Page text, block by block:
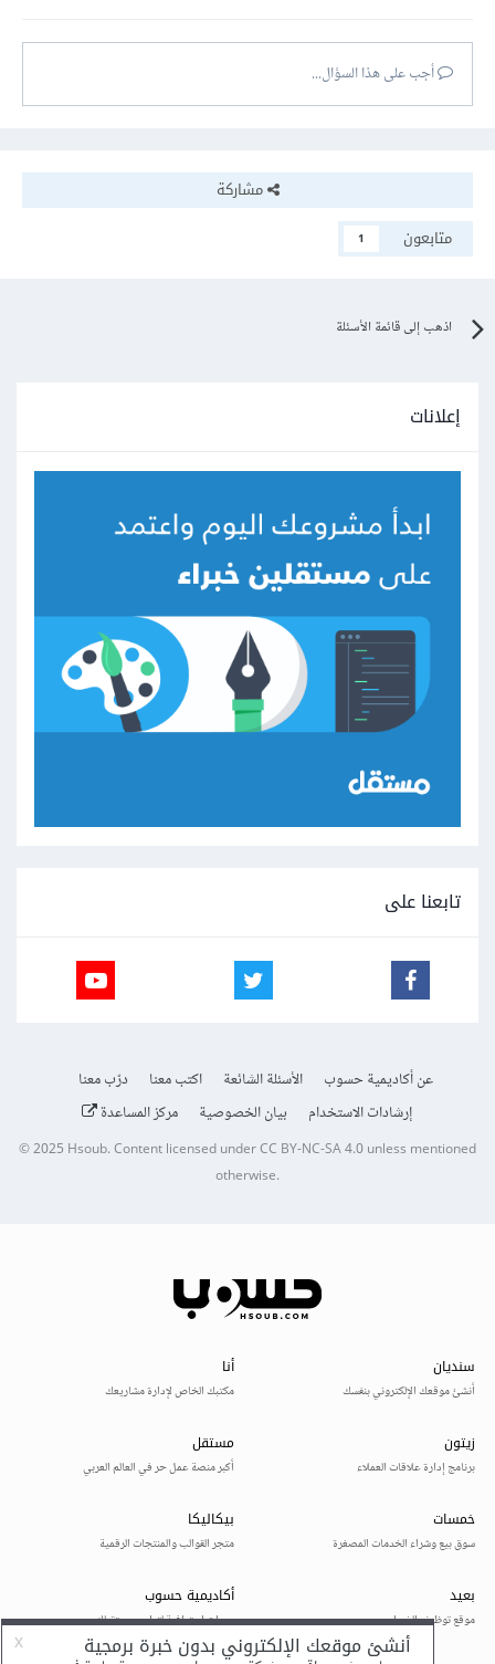
أجب على هذا السؤال...
مشاركة
متابعون
1
اذهب إلى قائمة الأسئلة
إعلانات
تابعنا على
عن أكاديمية حسوب الأسئلة الشائعة اكتب معنا
درّب معنا
إرشادات الاستخدام
بيان الخصوصية مركز المساعدة
© 2025Hsoub.Content licensed underCC BY-NC-SA 4.0unless mentioned
otherwise.